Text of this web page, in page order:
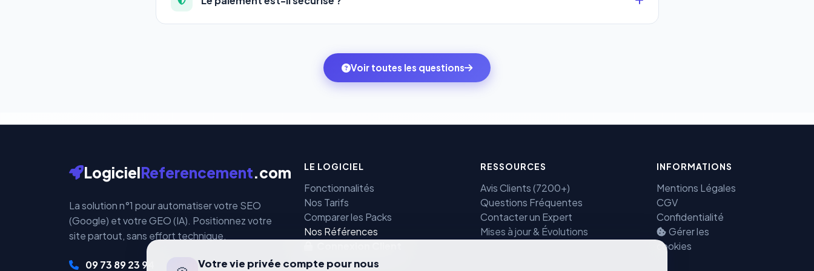
qui correspond à vos ambitions du moment — sans perdre vos données ni votre historique.
par ces plateformes certifiées PCI DSS. Voir toutes les questions
LogicielReferencement.com
La solution n°1 pour automatiser votre SEO
(Google) et votre GEO (IA). Positionnez votre
site partout, sans effort technique.
09 73 89 23 94
LE LOGICIEL
Fonctionnalités
Nos Tarifs
Comparer les Packs
Nos Références
RESSOURCES
Avis Clients (7200+)
Questions Fréquentes
Contacter un Expert
Mises à jour & Évolutions
INFORMATIONS
Mentions Légales
CGV
Confidentialité
Gérer les
cookies
Votre vie privée compte pour nous